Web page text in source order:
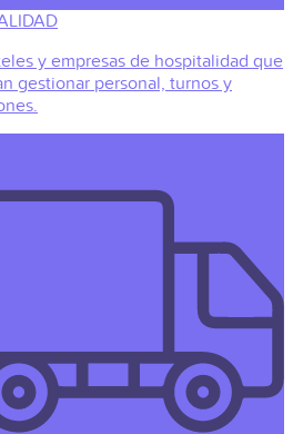
y empresas de hospitalidad que
gestionar personal, turnos y